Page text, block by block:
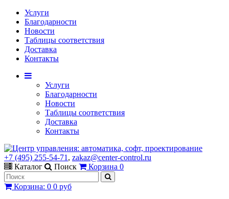
Услуги
Благодарности
Новости
Таблицы соответствия
Доставка
Контакты
Услуги
Благодарности
Новости
Таблицы соответствия
Доставка
Контакты
+7 (495) 255-54-71 , zakaz@center-control.ru
Каталог
Поиск Корзина 0
Корзина: 0 0 руб